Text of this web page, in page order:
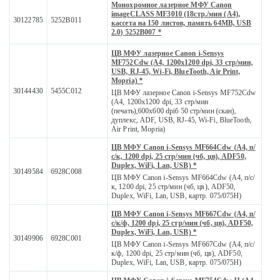
30122785 5252B011
Монохромное лазерное МФУ Canon
imageCLASS MF3010 (18стр./мин (А4),
кассета на 150 листов, память 64MB, USB
2.0) 5252B007 *
30144430 5455C012
ЦВ MФУ лазерное Canon i-Sensys
MF752Cdw (A4, 1200x1200 dpi, 33 стр/мин,
USB, RJ-45, Wi-Fi, BlueTooth, Air Print,
Mopria) *
ЦВ MФУ лазерное Canon i-Sensys MF752Cdw
(A4, 1200x1200 dpi, 33 стр/мин
(печать),600x600 dpiб 50 стр/мин (скан),
дуплекс, ADF, USB, RJ-45, Wi-Fi, BlueTooth,
Air Print, Mopria)
30149584 6928C008
ЦВ МФУ Canon i-Sensys MF664Сdw (А4, п/
с/к, 1200 dpi, 25 стр/мин (чб, цв), ADF50,
Duplex, WiFi, Lan, USB) *
ЦВ МФУ Canon i-Sensys MF664Сdw (А4, п/с/
к, 1200 dpi, 25 стр/мин (чб, цв), ADF50,
Duplex, WiFi, Lan, USB, картр. 075/075H)
30149906 6928C001
ЦВ МФУ Canon i-Sensys MF667Сdw (А4, п/
с/к/ф, 1200 dpi, 25 стр/мин (чб, цв), ADF50,
Duplex, WiFi, Lan, USB) *
ЦВ МФУ Canon i-Sensys MF667Сdw (А4, п/с/
к/ф, 1200 dpi, 25 стр/мин (чб, цв), ADF50,
Duplex, WiFi, Lan, USB, картр. 075/075H)